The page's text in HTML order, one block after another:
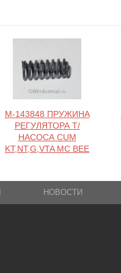
M-143848 ПРУЖИНА
РЕГУЛЯТОРА Т/
НАСОСА CUM
KT,NT,G,VTA MC BEE
НОВОСТИ